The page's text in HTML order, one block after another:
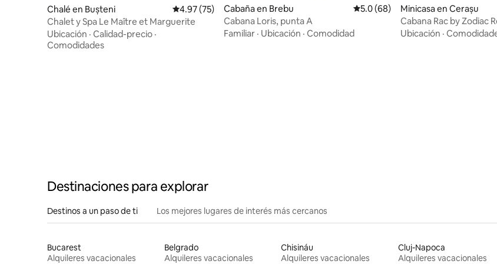
Chalé en Bușteni Calificación promedio: 4.97 de 5, 75 reseñas
4.97 (75)
Chalet y Spa Le Maître et Marguerite
Ubicación · Calidad-precio ·
Comodidades
Cabaña en Brebu Calificación promedio: 5.0 de 5, 68
5.0 (68)
Cabana Loris, punta A
Familiar · Ubicación · Comodidad
Minicasa en Cerașu
Cabana Rac by Zodiac
de lujo en el bosque
Ubicación ·
Destinaciones para explorar
Destinos a un paso de ti Los mejores lugares de interés más cercanos
Bucarest
Alquileres vacacionales
Belgrado
Alquileres vacacionales
Chisináu
Alquileres vacacionales
Cluj-Napoca
Alquileres vacacionales